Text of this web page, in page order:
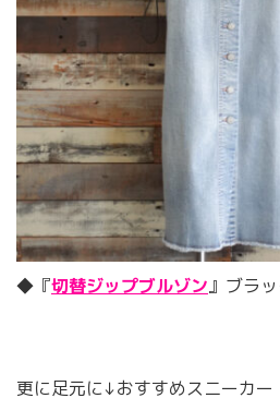
◆『切替ジップブルゾン』ブラ
更に足元に↓おすすめスニーカー